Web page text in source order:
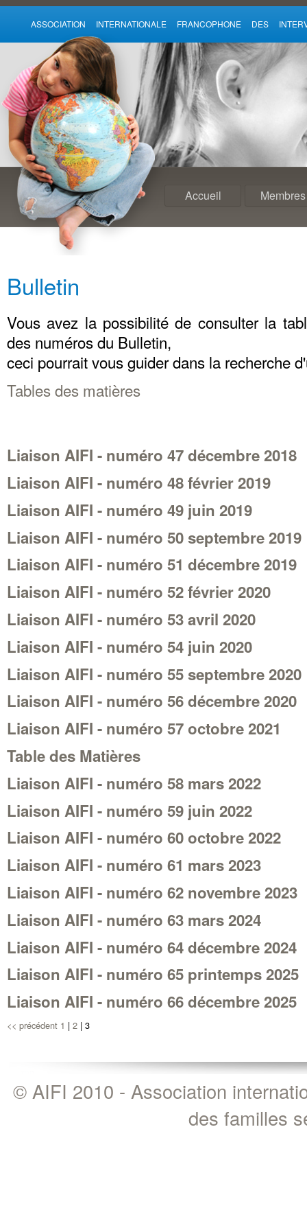
ASSOCIATION INTERNATIONALE FRANCOPHONE DES
Accueil Membres
Bulletin
Vous avez la possibilité de consulter la
des numéros du Bulletin,
ceci pourrait vous guider dans la recherche
Tables des matières
Liaison AIFI - numéro 47 décembre 2018
Liaison AIFI - numéro 48 février 2019
Liaison AIFI - numéro 49 juin 2019
Liaison AIFI - numéro 50 septembre 2019
Liaison AIFI - numéro 51 décembre 2019
Liaison AIFI - numéro 52 février 2020
Liaison AIFI - numéro 53 avril 2020
Liaison AIFI - numéro 54 juin 2020
Liaison AIFI - numéro 55 septembre 2020
Liaison AIFI - numéro 56 décembre 2020
Liaison AIFI - numéro 57 octobre 2021
Table des Matières
Liaison AIFI - numéro 58 mars 2022
Liaison AIFI - numéro 59 juin 2022
Liaison AIFI - numéro 60 octobre 2022
Liaison AIFI - numéro 61 mars 2023
Liaison AIFI - numéro 62 novembre 2023
Liaison AIFI - numéro 63 mars 2024
Liaison AIFI - numéro 64 décembre 2024
Liaison AIFI - numéro 65 printemps 2025
Liaison AIFI - numéro 66 décembre 2025
<< précédent 1 | 2 | 3
© AIFI 2010 - Association
des familles